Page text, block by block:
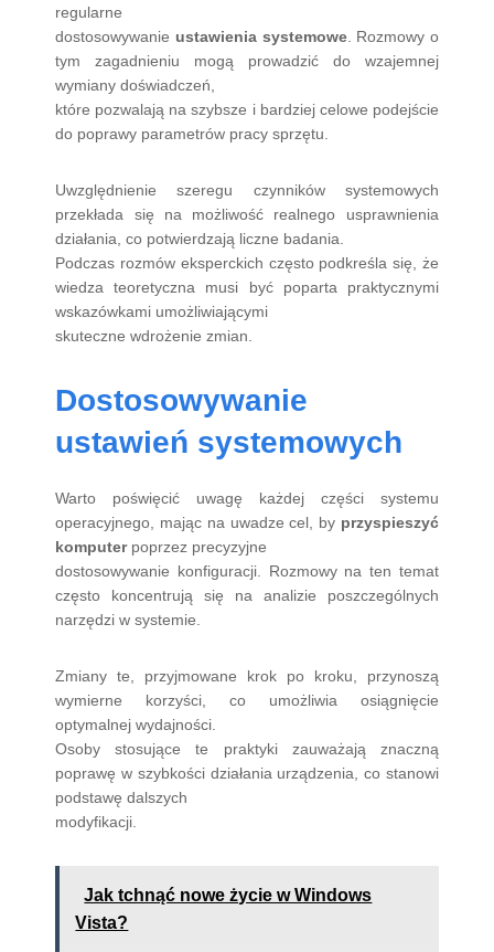
regularne
dostosowywanie ustawienia systemowe. Rozmowy o
tym zagadnieniu mogą prowadzić do wzajemnej
wymiany doświadczeń,
które pozwalają na szybsze i bardziej celowe podejście
do poprawy parametrów pracy sprzętu.
Uwzględnienie szeregu czynników systemowych
przekłada się na możliwość realnego usprawnienia
działania, co potwierdzają liczne badania.
Podczas rozmów eksperckich często podkreśla się, że
wiedza teoretyczna musi być poparta praktycznymi
wskazówkami umożliwiającymi
skuteczne wdrożenie zmian.
Dostosowywanie
ustawień systemowych
Warto poświęcić uwagę każdej części systemu
operacyjnego, mając na uwadze cel, by przyspieszyć
komputerpoprzez precyzyjne
dostosowywanie konfiguracji. Rozmowy na ten temat
często koncentrują się na analizie poszczególnych
narzędzi w systemie.
Zmiany te, przyjmowane krok po kroku, przynoszą
wymierne korzyści, co umożliwia osiągnięcie
optymalnej wydajności.
Osoby stosujące te praktyki zauważają znaczną
poprawę w szybkości działania urządzenia, co stanowi
podstawę dalszych
modyfikacji.
Jak tchnąć nowe życie w Windows
Vista?